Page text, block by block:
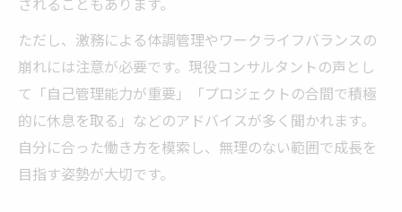
ただし、激務による体調管理やワークライフバランスの
崩れには注意が必要です。現役コンサルタントの声とし
て「自己管理能力が重要」「プロジェクトの合間で積極
的に休息を取る」などのアドバイスが多く聞かれます。
自分に合った働き方を模索し、無理のない範囲で成長を
目指す姿勢が大切です。